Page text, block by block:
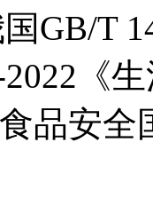
GB/T
《
品安